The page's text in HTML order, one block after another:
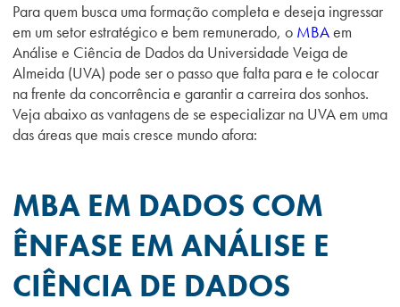
Para quem busca uma formação completa e deseja ingressar
em um setor estratégico e bem remunerado, o MBAem
Análise e Ciência de Dados da Universidade Veiga de
Almeida (UVA) pode ser o passo que falta para e te colocar
na frente da concorrência e garantir a carreira dos sonhos.
Veja abaixo as vantagens de se especializar na UVA em uma
das áreas que mais cresce mundo afora:
MBA EM DADOS COM
ÊNFASE EM ANÁLISE E
CIÊNCIA DE DADOS